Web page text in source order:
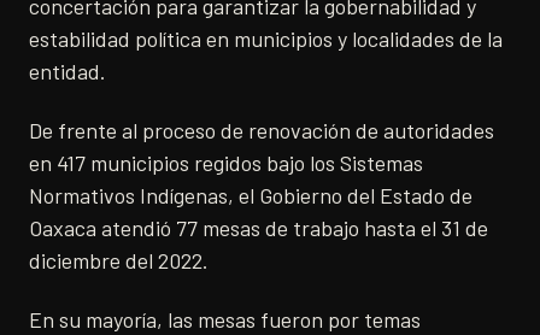
concertación para garantizar la gobernabilidad y
estabilidad política en municipios y localidades de la
entidad.
De frente al proceso de renovación de autoridades
en 417 municipios regidos bajo los Sistemas
Normativos Indígenas, el Gobierno del Estado de
Oaxaca atendió 77 mesas de trabajo hasta el 31 de
diciembre del 2022.
En su mayoría, las mesas fueron por temas